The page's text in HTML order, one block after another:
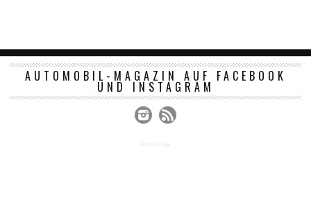
AUTOMOBIL-MAGAZIN AUF FACEBOOK
UND INSTAGRAM
ANZEIGE